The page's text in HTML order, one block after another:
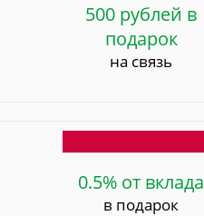
500 рублей в
подарок
на связь
0.5% от вклада
в подарок